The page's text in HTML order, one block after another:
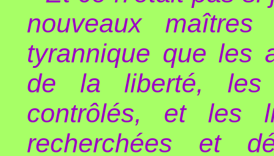
nouveaux
tyrannique que les
de la liberté, les
contrôlés, et les
recherchées et